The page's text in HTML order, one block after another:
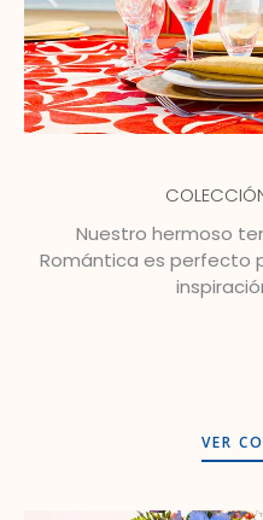
Nuestro hermoso
Romántica es perfecto
VER